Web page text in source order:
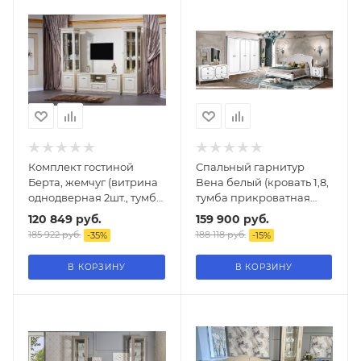
Комплект гостиной
Берта, жемчуг (витрина
однодверная 2шт., тумба
тв)
120 849 руб.
185 922руб. -35%
В КОРЗИНУ
Спальный гарнитур
Вена белый (кровать 1,8,
тумба прикроватная
2шт., комод с зеркалом,
шкаф 6-и дверный)
159 900 руб.
188 118руб. -15%
В КОРЗИНУ